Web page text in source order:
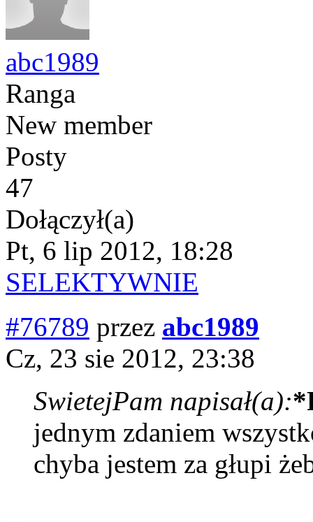
abc1989
Ranga
New member
Posty
47
Dołączył(a)
Pt, 6 lip 2012, 18:28
SELEKTYWNIE
#76789 przez abc1989
Cz, 23 sie 2012, 23:38
SwietejPam napisał(a):
jednym zdaniem
chyba jestem za głupi